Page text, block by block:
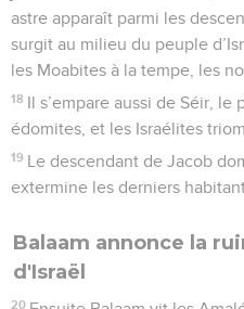
astre apparaît parmi les
surgit au milieu du peuple
les Moabites à la tempe, les
18 Il s’empare aussi de Séir, le
édomites, et les Israélites
19 Le descendant de Jacob
extermine les derniers
Balaam annonce la
d'Israël
20